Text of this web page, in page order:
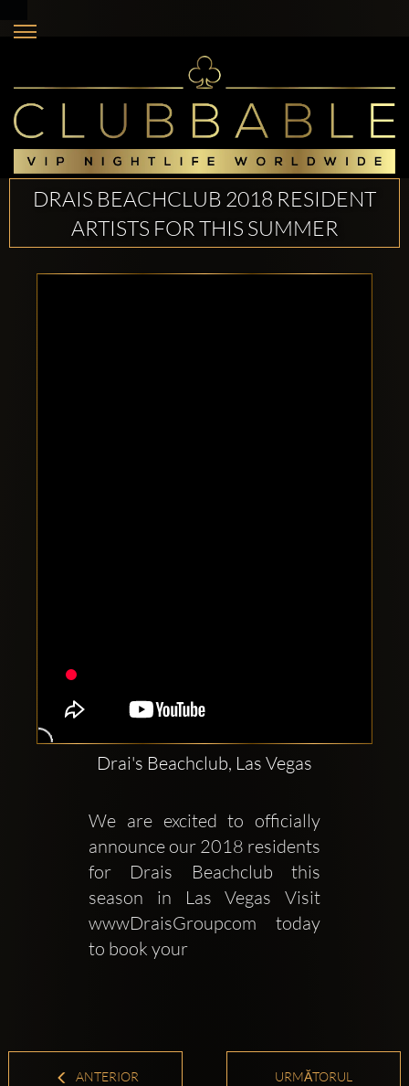
DRAIS BEACHCLUB 2018 RESIDENT
ARTISTS FOR THIS SUMMER
Drai's Beachclub, Las Vegas
We are excited to officially
announce our 2018 residents
for Drais Beachclub this
season in Las Vegas Visit
wwwDraisGroupcom today
to book your
ANTERIOR
URMĂTORUL